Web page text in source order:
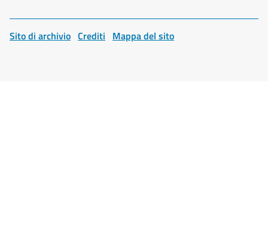
Sito di archivio Crediti Mappa del sito